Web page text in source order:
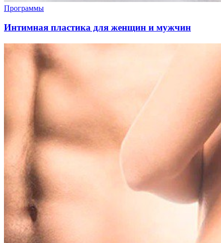
Программы
Интимная пластика для женщин и мужчин